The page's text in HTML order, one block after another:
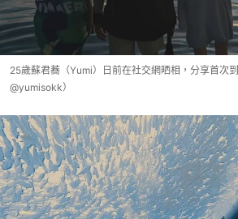
25歲蘇君蕎（Yumi）日前在社交網晒相，分享首次
@yumisokk）